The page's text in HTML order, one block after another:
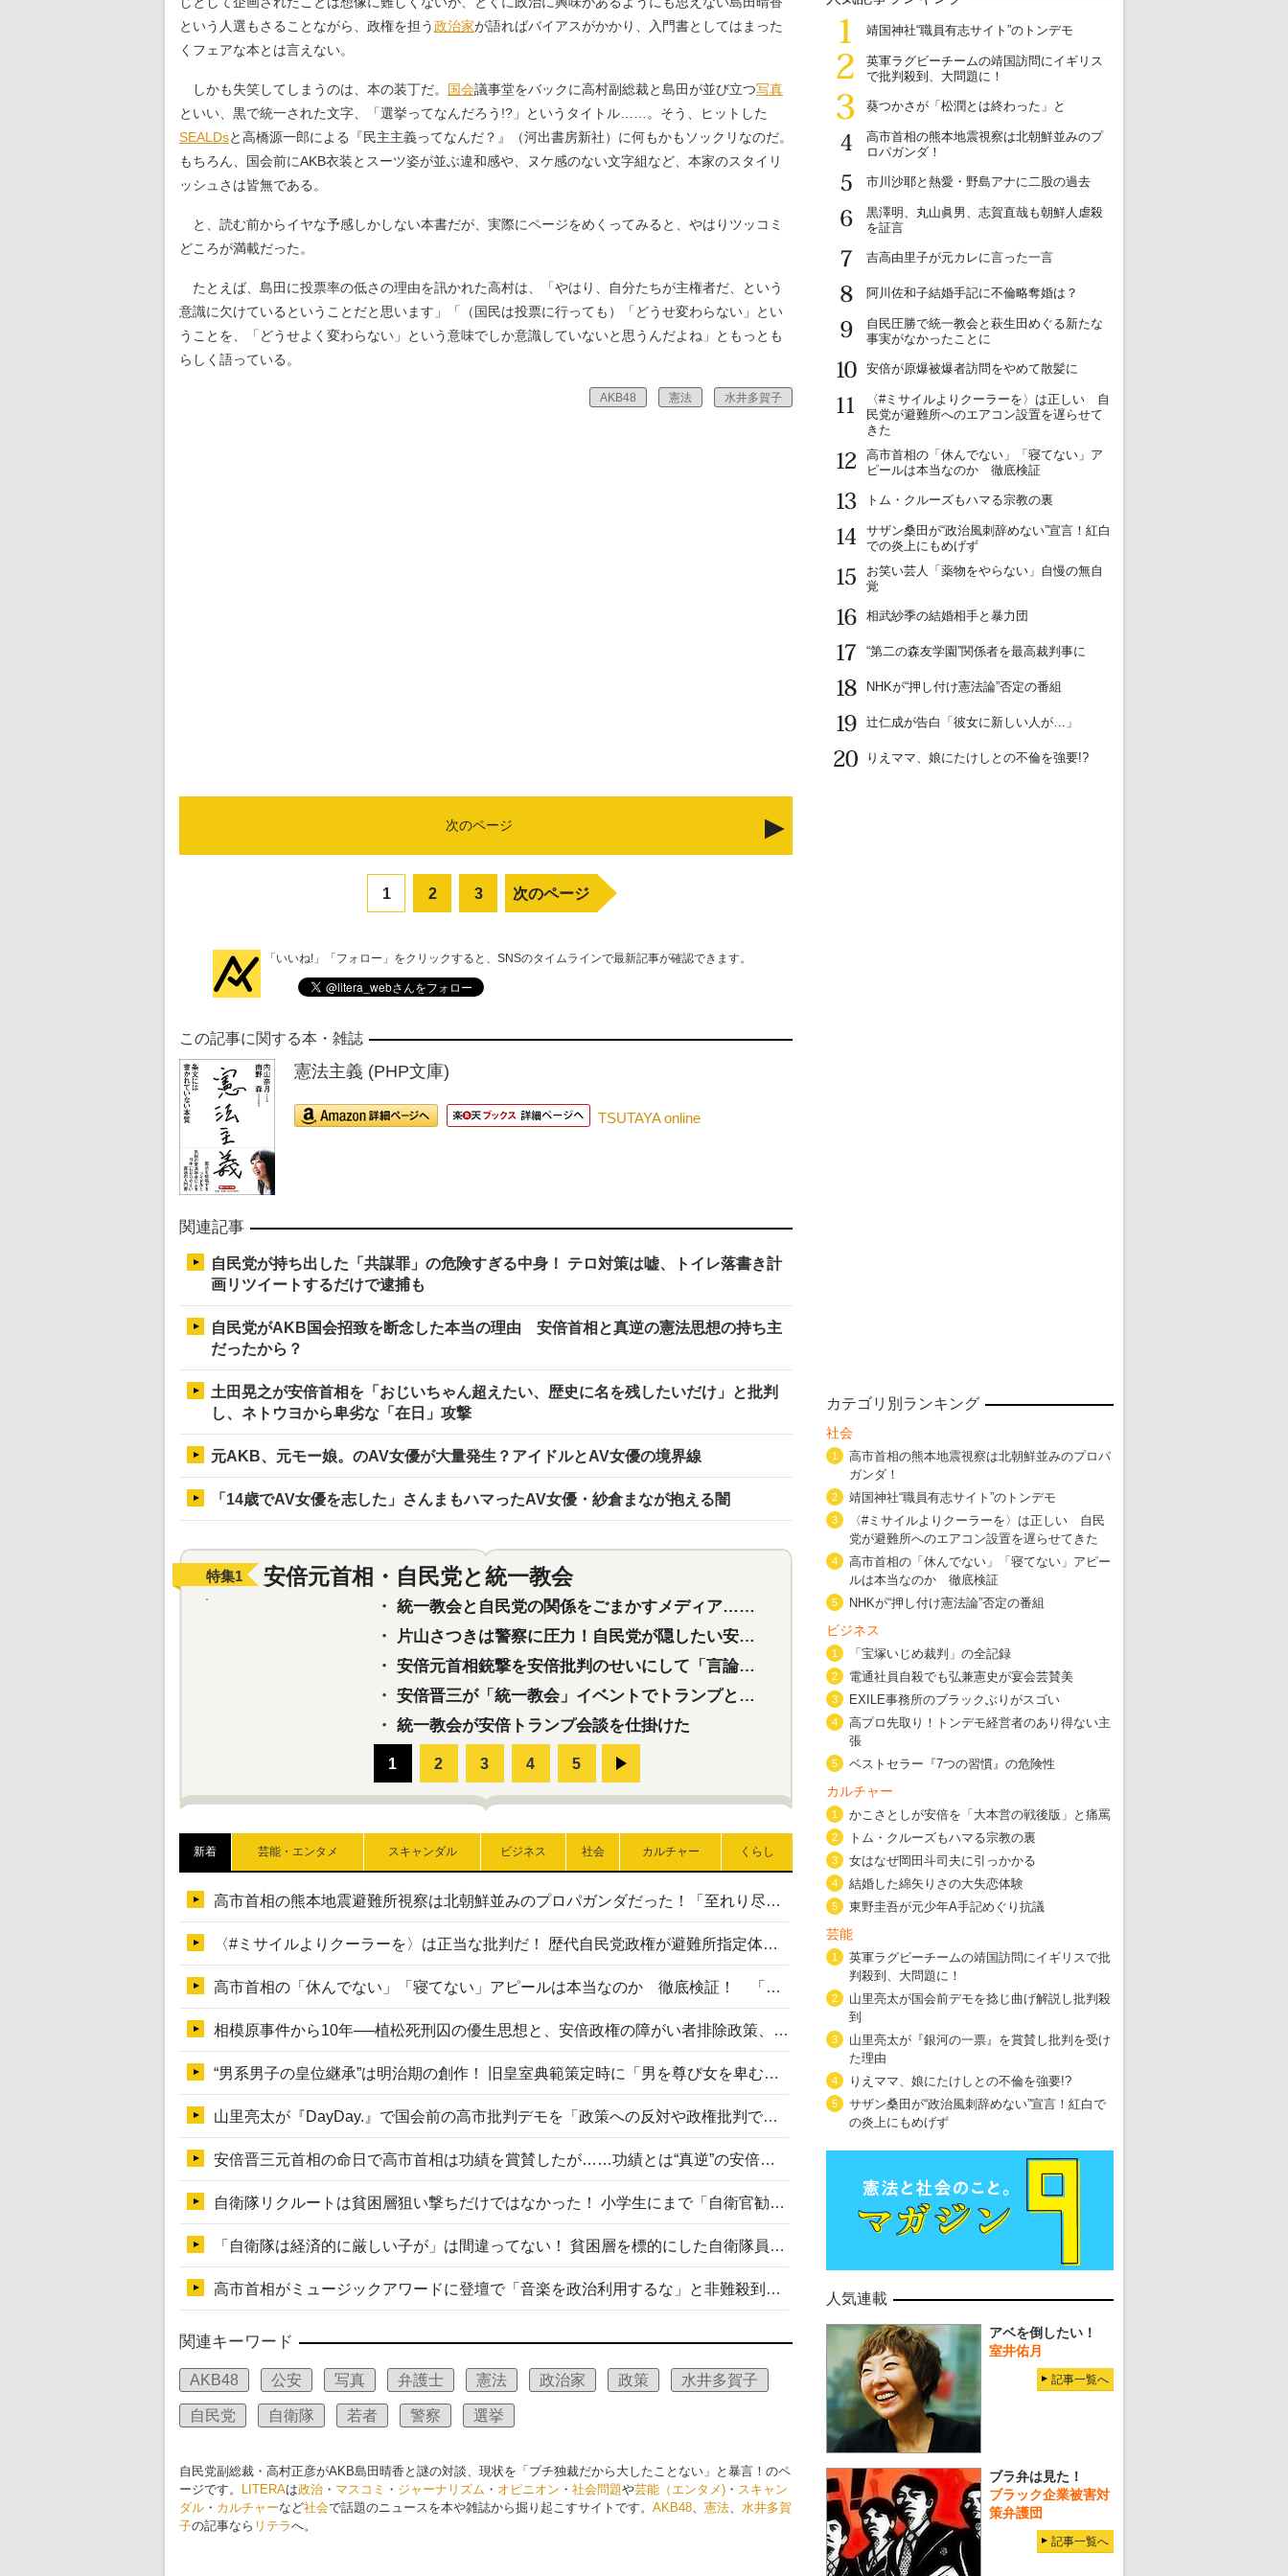
という人選もさることながら、政権を担う政治家が語ればバイアスがかかり、入門書としてはまった
くフェアな本とは言えない。
しかも失笑してしまうのは、本の装丁だ。 国会議事堂をバックに高村副総裁と島田が並び立つ写真
といい、黒で統一された文字、「選挙ってなんだろう!?」というタイトル……。そう、ヒットした
SEALDsと高橋源一郎による『民主主義ってなんだ？』（河出書房新社）に何もかもソックリなのだ。
もちろん、国会前にAKB衣装とスーツ姿が並ぶ違和感や、ヌケ感のない文字組など、本家のスタイリ
ッシュさは皆無である。
と、読む前からイヤな予感しかしない本書だが、実際にページをめくってみると、やはりツッコミ
どころが満載だった。
たとえば、島田に投票率の低さの理由を訊かれた高村は、「やはり、自分たちが主権者だ、という
意識に欠けているということだと思います」「（国民は投票に行っても）「どうせ変わらない」とい
うことを、「どうせよく変わらない」という意味でしか意識していないと思うんだよね」ともっとも
らしく語っている。
AKB48 憲法 水井多賀子
次のページ
1 2 3 次のページ
「いいね!」「フォロー」をクリックすると、SNSのタイムラインで最新記事が確認できます。
この記事に関する本・雑誌
憲法主義 (PHP文庫)
TSUTAYA online
関連記事
自民党が持ち出した「共謀罪」の危険すぎる中身！ テロ対策は嘘、トイレ落書き計
画リツイートするだけで逮捕も
自民党がAKB国会招致を断念した本当の理由 安倍首相と真逆の憲法思想の持ち主
だったから？
土田晃之が安倍首相を「おじいちゃん超えたい、歴史に名を残したいだけ」と批判
し、ネトウヨから卑劣な「在日」攻撃
元AKB、元モー娘。のAV女優が大量発生？アイドルとAV女優の境界線
「14歳でAV女優を志した」さんまもハマったAV女優・紗倉まなが抱える闇
特集1 安倍元首相・自民党と統一教会
・ 統一教会と自民党の関係をごまかすメディア…民放は有田芳生に発言自粛を要求
・
片山さつきは警察に圧力！自民党が隠したい安倍元首相と統一教会の深い関係
・ 安倍元首相銃撃を安倍批判のせいにして「言論封殺」に利用する自民党応援団
・ 安倍晋三が「統一教会」イベントでトランプと演説！同性婚や夫婦別姓を攻撃
・ 統一教会が安倍トランプ会談を仕掛けた
東京五輪強行開催特別企画 大ウソだら
・ 五輪入場行進にすぎやまこういちの曲、杉田水脈の
・ 五輪サッカー・久保建英が南アの陽性者に「僕らに損ではない
・ 五輪関係者が入国当日、築地を散歩！
・ 五輪でIOCラウンジ以外にVIPルーム、広告代理店は物品購入
新着 芸能・エンタメ スキャンダル ビジネス 社会 カルチャー くらし
高市首相の熊本地震避難所視察は北朝鮮並みのプロパガンダだった！「至れり尽くせり」の選ばれた避難所の一方で実態は…
〈#ミサイルよりクーラーを〉は正当な批判だ！ 歴代自民党政権が避難所指定体育館へのエアコン設置を遅らせてきた客観的事実
高市首相の「休んでない」「寝てない」アピールは本当なのか 徹底検証！ 「資料読み込み」「アイロンがけ」も矛盾だらけ…
相模原事件から10年──植松死刑囚の優生思想と、安倍政権の障がい者排除政策、右派勢力の差別主義との関係を改めて問う
“男系男子の皇位継承”は明治期の創作！ 旧皇室典範策定時に「男を尊び女を卑むの慣習、人民の脳髄」とトンデモ論で女性天皇を否定
山里亮太が『DayDay.』で国会前の高市批判デモを「政策への反対や政権批判でない」と捻じ曲げ解説 デモ参加者から批判殺到
安倍晋三元首相の命日で高市首相は功績を賞賛したが……功績とは“真逆”の安倍元首相のトンデモ発言を振り返る
自衛隊リクルートは貧困層狙い撃ちだけではなかった！ 小学生にまで「自衛官勧誘」目的のパンフレット作成
「自衛隊は経済的に厳しい子が」は間違ってない！ 貧困層を標的にした自衛隊員募集、やす子、山上被告も…日本でも進む“経済的徴兵制”
高市首相がミュージックアワードに登壇で「音楽を政治利用するな」と非難殺到！ MAJの国策的本質を批判する声も
関連キーワード
AKB48 公安 写真 弁護士 憲法 政治家 政策 水井多賀子
自民党 自衛隊 若者 警察 選挙
自民党副総裁・高村正彦がAKB島田晴香と謎の対談、現状を「プチ独裁だから大したことない」と暴言！のペ
ージです。
LITERAは政治 ・ マスコミ ・ ジャーナリズム ・ オピニオン ・ 社会問題や芸能（エンタメ) ・ スキャン
ダル ・ カルチャーなど社会で話題のニュースを本や雑誌から掘り起こすサイトです。 AKB48、 憲法、 水井多賀
子の記事なら リテラへ。
1
靖国神社“職員有志サイト”のトンデモ
2
英軍ラグビーチームの靖国訪問にイギリス
で批判殺到、大問題に！
3
葵つかさが「松潤とは終わった」と
4
高市首相の熊本地震視察は北朝鮮並みのプ
ロパガンダ！
5
市川沙耶と熱愛・野島アナに二股の過去
6
黒澤明、丸山眞男、志賀直哉も朝鮮人虐殺
を証言
7
吉高由里子が元カレに言った一言
8
阿川佐和子結婚手記に不倫略奪婚は？
9
自民圧勝で統一教会と萩生田めぐる新たな
事実がなかったことに
10
安倍が原爆被爆者訪問をやめて散髪に
11
〈#ミサイルよりクーラーを〉は正しい 自
民党が避難所へのエアコン設置を遅らせて
きた
12
高市首相の「休んでない」「寝てない」ア
ピールは本当なのか 徹底検証
13
トム・クルーズもハマる宗教の裏
14
サザン桑田が“政治風刺辞めない”宣言！紅白
での炎上にもめげず
15
お笑い芸人「薬物をやらない」自慢の無自
覚
16
相武紗季の結婚相手と暴力団
17
“第二の森友学園”関係者を最高裁判事に
18
NHKが“押し付け憲法論”否定の番組
19
辻仁成が告白「彼女に新しい人が…」
20
りえママ、娘にたけしとの不倫を強要!?
カテゴリ別ランキング
社会
1
高市首相の熊本地震視察は北朝鮮並みのプロパ
ガンダ！
2 靖国神社“職員有志サイト”のトンデモ
3
〈#ミサイルよりクーラーを〉は正しい 自民
党が避難所へのエアコン設置を遅らせてきた
4
高市首相の「休んでない」「寝てない」アピー
ルは本当なのか 徹底検証
5 NHKが“押し付け憲法論”否定の番組
ビジネス
1 「宝塚いじめ裁判」の全記録
2 電通社員自殺でも弘兼憲史が宴会芸賛美
3 EXILE事務所のブラックぶりがスゴい
4
高プロ先取り！トンデモ経営者のあり得ない主
張
5 ベストセラー『7つの習慣』の危険性
カルチャー
1 かこさとしが安倍を「大本営の戦後版」と痛罵
2 トム・クルーズもハマる宗教の裏
3 女はなぜ岡田斗司夫に引っかかる
4 結婚した綿矢りさの大失恋体験
5 東野圭吾が元少年A手記めぐり抗議
芸能
1
英軍ラグビーチームの靖国訪問にイギリスで批
判殺到、大問題に！
2
山里亮太が国会前デモを捻じ曲げ解説し批判殺
到
3
山里亮太が『銀河の一票』を賞賛し批判を受け
た理由
4 りえママ、娘にたけしとの不倫を強要!?
5
サザン桑田が“政治風刺辞めない”宣言！紅白で
の炎上にもめげず
人気連載
アベを倒したい！
室井佑月
記事一覧へ
ブラ弁は見た！
ブラック企業被害対
策弁護団
記事一覧へ